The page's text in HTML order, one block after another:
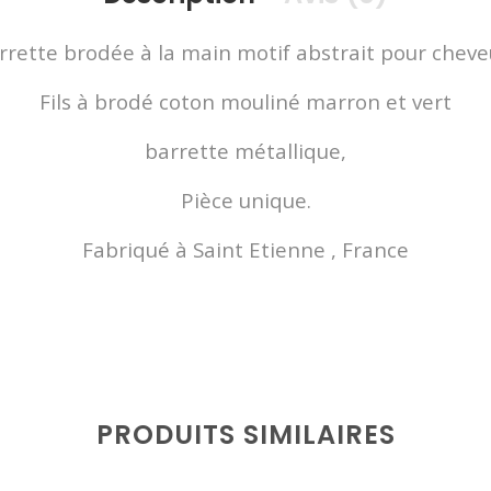
brodée à la main motif abstrait pour
Fils à brodé coton mouliné marron et vert
barrette métallique,
Pièce unique.
Fabriqué à Saint Etienne , France
PRODUITS SIMILAIRES